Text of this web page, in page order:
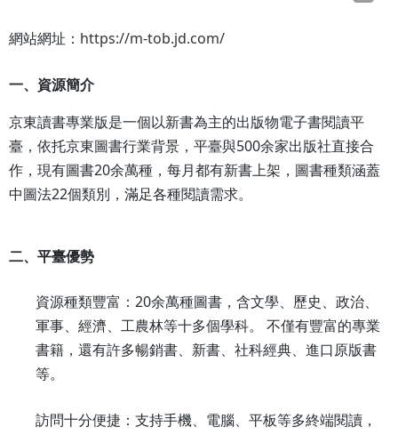
網站網址： https://m-tob.jd.com/
一、資源簡介
京東讀書專業版是一個以新書為主的出版物電子書閱讀平
臺，依托京東圖書行業背景，平臺與500余家出版社直接合
作，現有圖書20余萬種，每月都有新書上架，圖書種類涵蓋
中圖法22個類別，滿足各種閱讀需求。
二、平臺優勢
資源種類豐富： 20余萬種圖書，含文學、歷史、政治、
軍事、經濟、工農林等十多個學科。 不僅有豐富的專業
書籍，還有許多暢銷書、新書、社科經典、進口原版書
等。
訪問十分便捷：支持手機、電腦、平板等多終端閱讀，